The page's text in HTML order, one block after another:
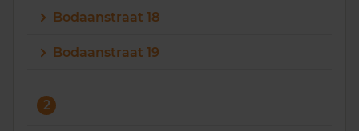
Bodaanstraat 18
Bodaanstraat 19
2